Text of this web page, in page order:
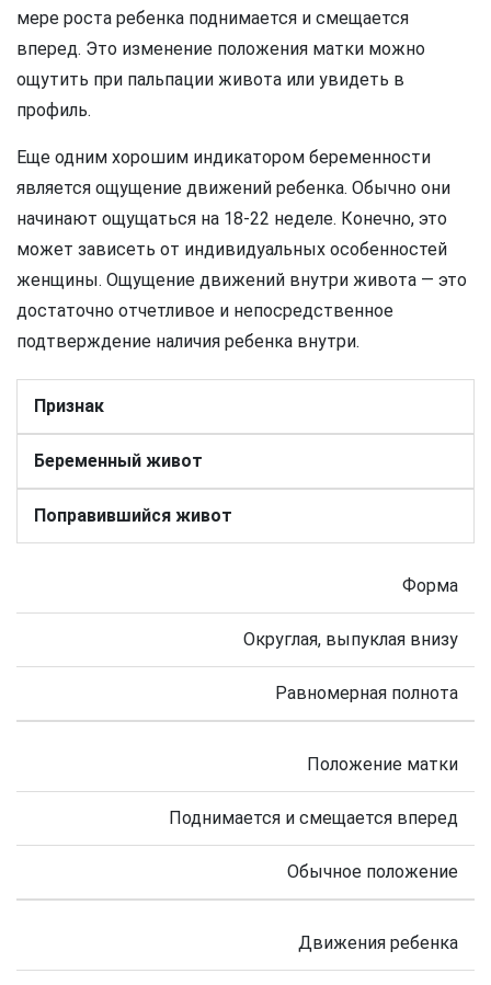
мере роста ребенка поднимается и смещается
вперед. Это изменение положения матки можно
ощутить при пальпации живота или увидеть в
профиль.
Еще одним хорошим индикатором беременности
является ощущение движений ребенка. Обычно они
начинают ощущаться на 18-22 неделе. Конечно, это
может зависеть от индивидуальных особенностей
женщины. Ощущение движений внутри живота — это
достаточно отчетливое и непосредственное
подтверждение наличия ребенка внутри.
Признак
Беременный живот
Поправившийся живот
Форма
Округлая, выпуклая внизу
Равномерная полнота
Положение матки
Поднимается и смещается вперед
Обычное положение
Движения ребенка